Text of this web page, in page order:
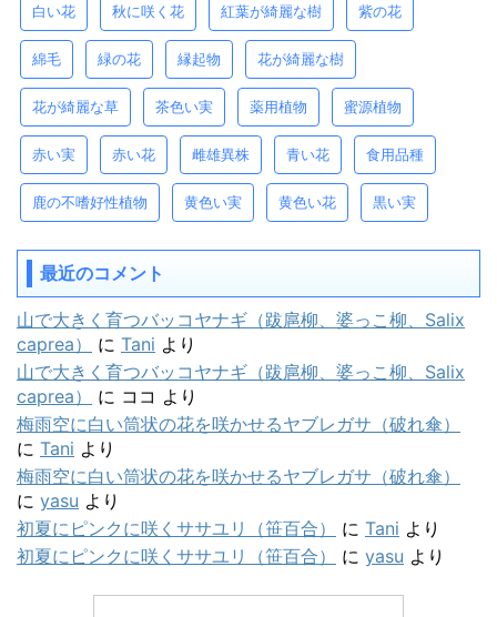
白い花 秋に咲く花 紅葉が綺麗な樹 紫の花
綿毛 緑の花 縁起物 花が綺麗な樹
花が綺麗な草 茶色い実 薬用植物 蜜源植物
赤い実 赤い花 雌雄異株 青い花 食用品種
鹿の不嗜好性植物 黄色い実 黄色い花 黒い実
最近のコメント
山で大きく育つバッコヤナギ（跋扈柳、婆っこ柳、Salix
caprea）
に Tani より
山で大きく育つバッコヤナギ（跋扈柳、婆っこ柳、Salix
caprea）
に ココ より
梅雨空に白い筒状の花を咲かせるヤブレガサ（破れ傘）
に Tani より
梅雨空に白い筒状の花を咲かせるヤブレガサ（破れ傘）
に yasu より
初夏にピンクに咲くササユリ（笹百合）
に Tani より
初夏にピンクに咲くササユリ（笹百合）
に yasu より